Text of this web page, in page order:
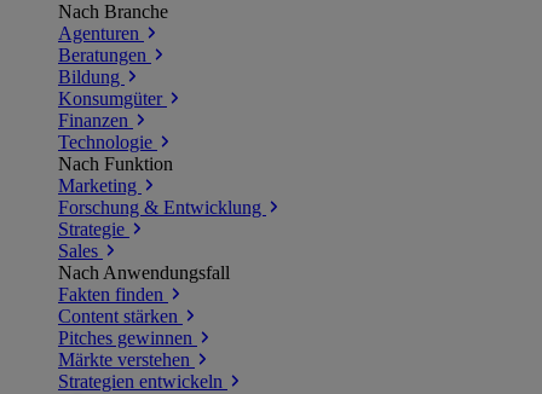
Nach Branche
Agenturen
Beratungen
Bildung
Konsumgüter
Finanzen
Technologie
Nach Funktion
Marketing
Forschung & Entwicklung
Strategie
Sales
Nach Anwendungsfall
Fakten finden
Content stärken
Pitches gewinnen
Märkte verstehen
Strategien entwickeln